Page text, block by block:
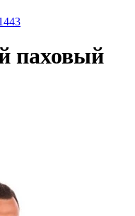
паховый